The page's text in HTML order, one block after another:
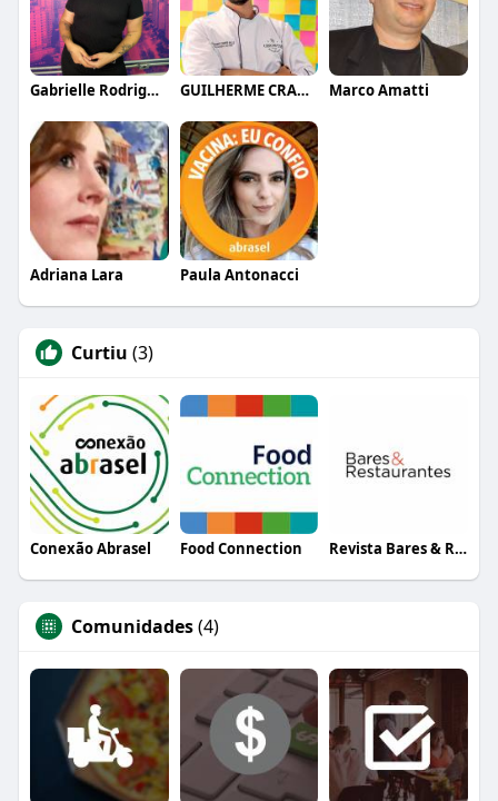
Gabrielle Rodrigues GUILHERME CRAMER BALLE Marco Amatti
Adriana Lara Paula Antonacci
Curtiu (3)
Conexão Abrasel Food Connection Revista Bares & Restaurantes
Comunidades(4)